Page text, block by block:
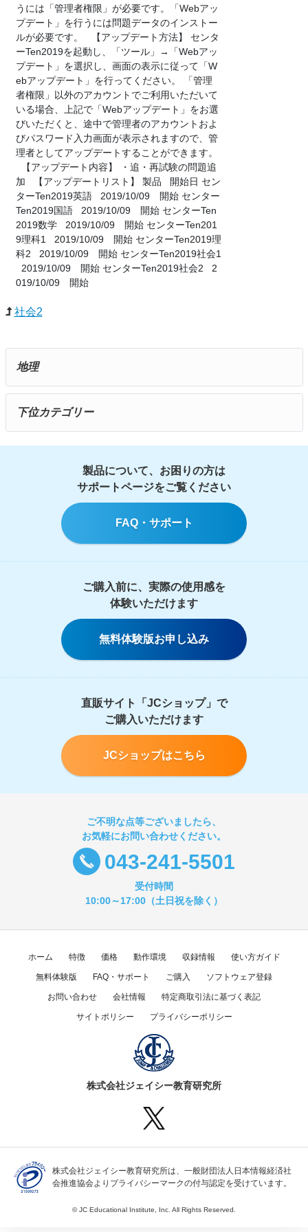
うには「管理者権限」が必要です。「Webアッ
プデート」を行うには問題データのインストー
ルが必要です。 【アップデート方法】 センタ
ーTen2019を起動し、「ツール」→「Webアッ
プデート」を選択し、画面の表示に従って「W
ebアップデート」を行ってください。 「管理
者権限」以外のアカウントでご利用いただいて
いる場合、上記で「Webアップデート」をお選
びいただくと、途中で管理者のアカウントおよ
びパスワード入力画面が表示されますので、管
理者としてアップデートすることができます。
【アップデート内容】 ・追・再試験の問題追
加 【アップデートリスト】 製品 開始日 セン
ターTen2019英語 2019/10/09 開始 センター
Ten2019国語 2019/10/09 開始 センターTen
2019数学 2019/10/09 開始 センターTen201
9理科1 2019/10/09 開始 センターTen2019理
科2 2019/10/09 開始 センターTen2019社会1
2019/10/09 開始 センターTen2019社会2 2
019/10/09 開始
社会2
地理
下位カテゴリー
製品について、お困りの方は
サポートページをご覧ください
FAQ・サポート
ご購入前に、実際の使用感を
体験いただけます
無料体験版お申し込み
直販サイト「JCショップ」で
ご購入いただけます
JCショップはこちら
ご不明な点等ございましたら、
お気軽にお問い合わせください。
043-241-5501
受付時間
10:00～17:00（土日祝を除く）
ホーム 特徴 価格 動作環境 収録情報 使い方ガイド
無料体験版 FAQ・サポート ご購入 ソフトウェア登録
お問い合わせ 会社情報 特定商取引法に基づく表記
サイトポリシー プライバシーポリシー
株式会社ジェイシー教育研究所
株式会社ジェイシー教育研究所は、一般財団法人日本情報経済社
会推進協会よりプライバシーマークの付与認定を受けています。
© JC Educational Institute, Inc. All Rights Reserved.